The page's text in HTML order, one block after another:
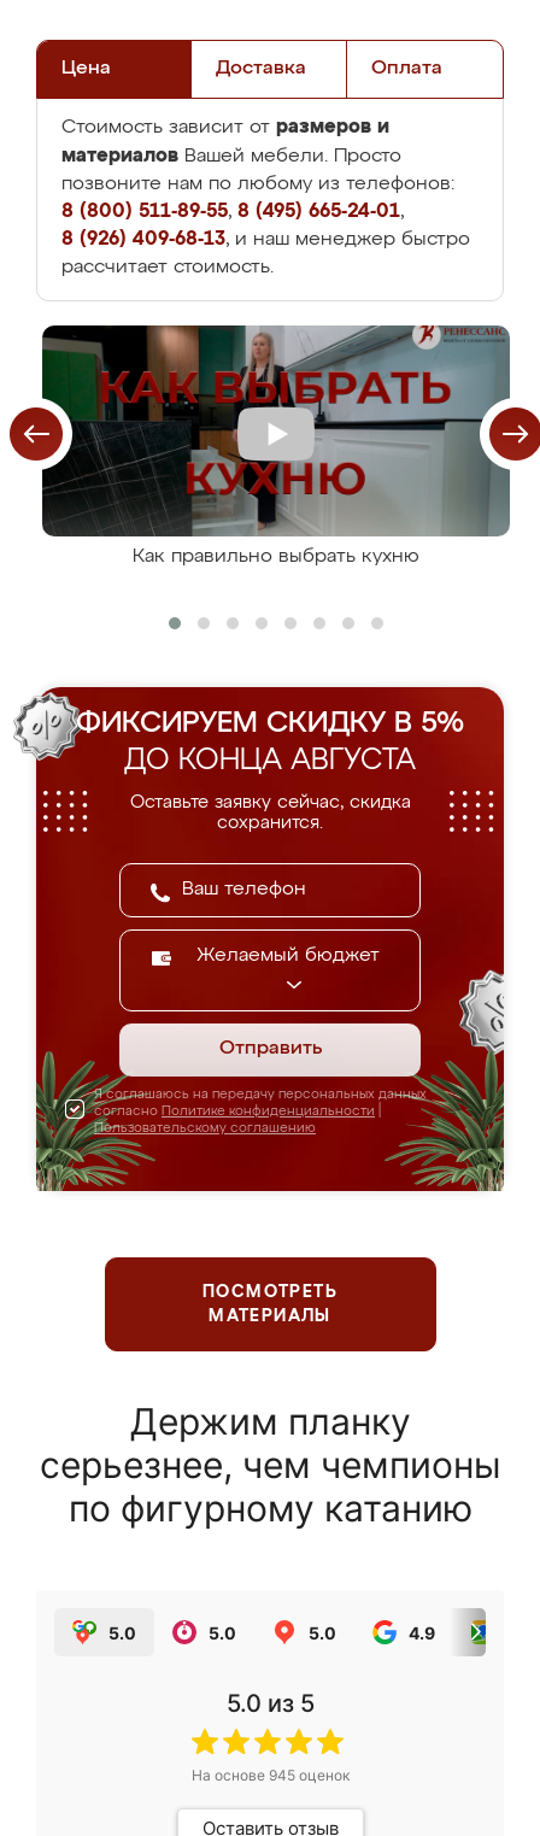
Цена Доставка Оплата
Стоимость зависит от размеров и
материалов Вашей мебели. Просто
позвоните нам по любому из телефонов:
8 (800) 511-89-55, 8 (495) 665-24-01,
8 (926) 409-68-13, и наш менеджер быстро
рассчитает стоимость.
Как правильно выбрать кухню
ФИКСИРУЕМ СКИДКУ В 5%
ДО КОНЦА АВГУСТА
Оставьте заявку сейчас, скидка
сохранится.
Желаемый бюджет
Отправить
Я соглашаюсь на передачу персональных данных
согласно Политике конфиденциальности
Пользовательскому соглашению
ПОСМОТРЕТЬ
МАТЕРИАЛЫ
Держим планку
серьезнее, чем чемпионы
по фигурному катанию
5.0 5.0 5.0 4.9
5.0 из 5
На основе 945оценок
Оставить отзыв